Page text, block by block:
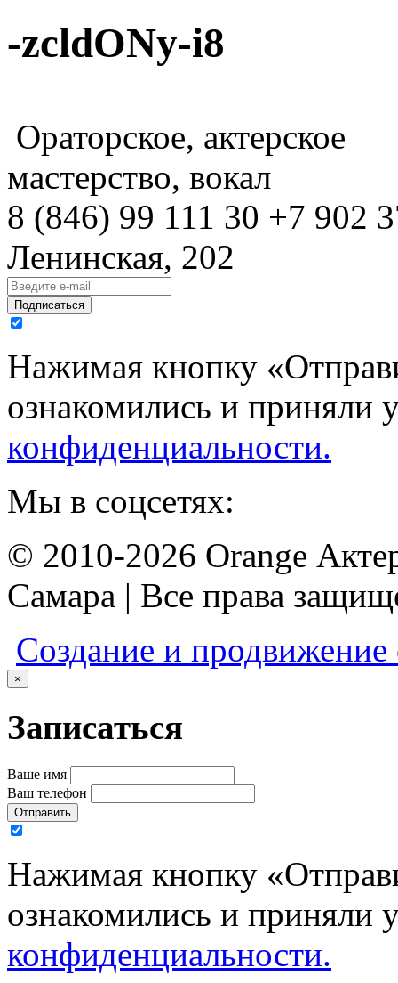
-zcldONy-i8
Ораторское, актерское
мастерство, вокал
8 (846) 99 111 30 +7 902
Ленинская, 202
Подписаться
Нажимая кнопку
ознакомились и приняли
конфиденциальности.
Мы в соцсетях:
© 2010-2026 Orange
Самара | Все права
Создание и
×
Записаться
Ваше имя
Ваш телефон
Отправить
Нажимая кнопку
ознакомились и приняли
конфиденциальности.